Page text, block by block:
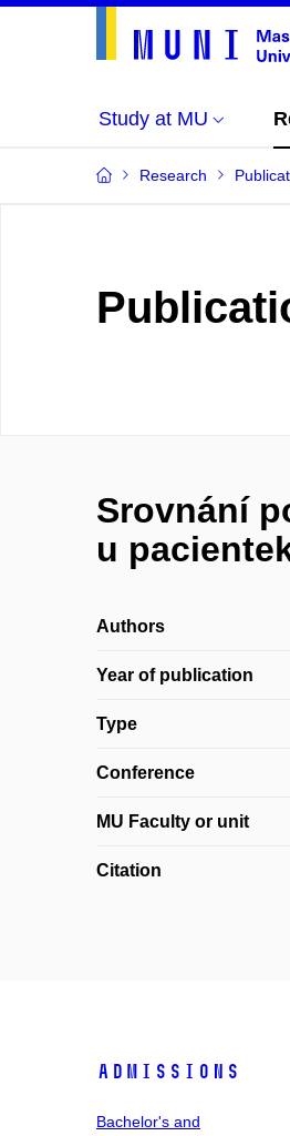
Study at MU
Research
Srovnání
u
Authors
Year of publication
Type
Conference
MU Faculty or unit
Citation
Admissions
Bachelor's and